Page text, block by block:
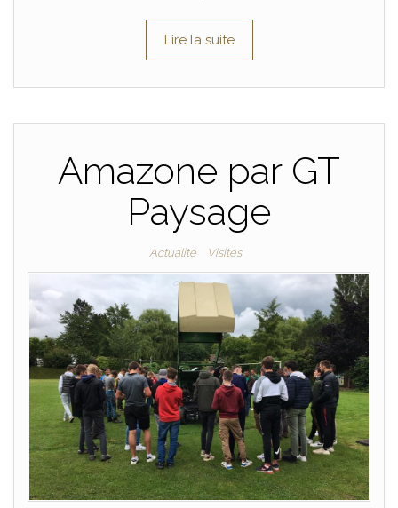
Lire la suite
Amazone par GT
Paysage
Actualité Visites